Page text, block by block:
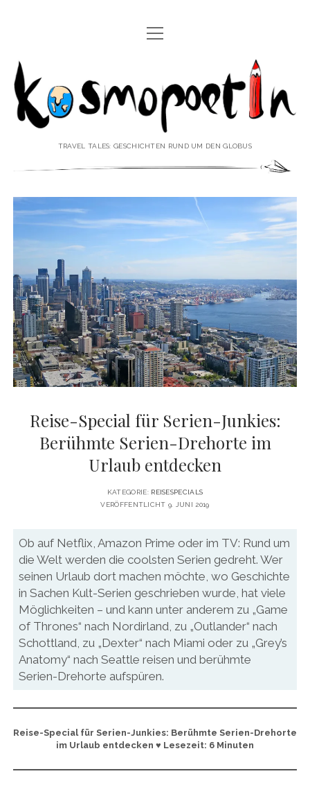
REISEREPORTAGEN
REISEPOESIE
REISEKOLUMNEN
REISESPECIALS
öffnen
IMPRESSUM
DATENSCHUTZERKLÄRUNG
♥ ÜBER DIE AUTORIN Menü
öffnen
VITA
PRESSE & MEDIEN
MEDIADATEN
twitterfacebook
pinterestyoutubeinstagram
Menü
öffnen
Kosmopoetin
TRAVEL TALES: GESCHICHTEN RUND UM DEN GLOBUS
Reise-Special für Serien-Junkies:
Berühmte Serien-Drehorte im
Urlaub entdecken
KATEGORIE: REISESPECIALS
VERÖFFENTLICHT 9. JUNI 2019
Ob auf Netflix, Amazon Prime oder im TV: Rund um
die Welt werden die coolsten Serien gedreht. Wer
seinen Urlaub dort machen möchte, wo Geschichte
in Sachen Kult-Serien geschrieben wurde, hat viele
Möglichkeiten – und kann unter anderem zu „Game
of Thrones“ nach Nordirland, zu „Outlander“ nach
Schottland, zu „Dexter“ nach Miami oder zu „Grey’s
Anatomy“ nach Seattle reisen und berühmte
Serien-Drehorte aufspüren.
Reise-Special für Serien-Junkies: Berühmte Serien-Drehorte
im Urlaub entdecken ♥ Lesezeit: 6 Minuten